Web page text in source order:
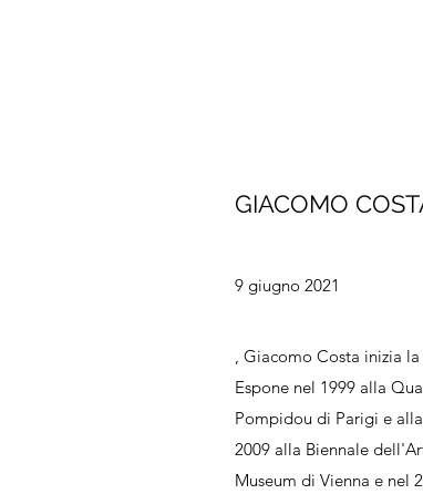
GIACOMO
9 giugno 2021
, Giacomo Costa inizia la
Espone nel 1999 alla
Pompidou di Parigi e
2009 alla Biennale
Museum di Vienna e nel